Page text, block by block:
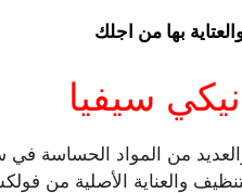
بها من اجلك
سيفيا
من المواد الحساسة
والعناية الأصلية من